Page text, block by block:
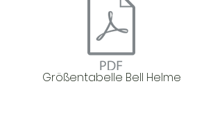
Größentabelle Bell Helme